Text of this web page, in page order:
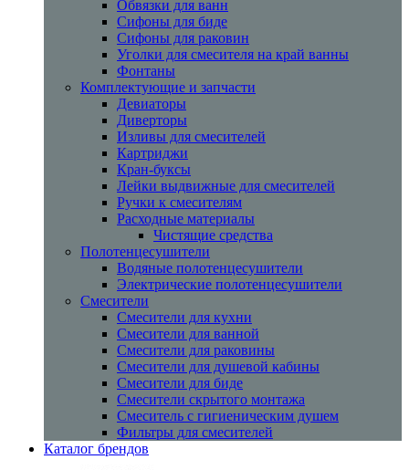
Обвязки для ванн
Сифоны для биде
Сифоны для раковин
Уголки для смесителя на край ванны
Фонтаны
Комплектующие и запчасти
Девиаторы
Диверторы
Изливы для смесителей
Картриджи
Кран-буксы
Лейки выдвижные для смесителей
Ручки к смесителям
Расходные материалы
Чистящие средства
Полотенцесушители
Водяные полотенцесушители
Электрические полотенцесушители
Смесители
Смесители для кухни
Смесители для ванной
Смесители для раковины
Смесители для душевой кабины
Смесители для биде
Смесители скрытого монтажа
Смеситель с гигиеническим душем
Фильтры для смесителей
Каталог брендов